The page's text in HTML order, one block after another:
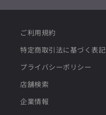
ご利用規約
特定商取引法に基づく表記
プライバシーポリシー
店舗検索
企業情報